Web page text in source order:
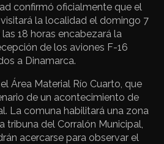
confirmó oficialmente que el
la localidad el domingo 7
18 horas encabezará la
de los aviones F-16
a Dinamarca.
Área Material Río Cuarto, que
de un acontecimiento de
La comuna habilitará una zona
tribuna del Corralón Municipal,
acercarse para observar el